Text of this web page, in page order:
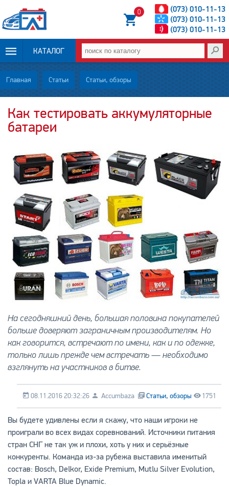
(073) 010-11-13
(073) 010-11-13
(073) 010-11-13
0
КАТАЛОГ
ОПЛАТА И
ДОСТАВКА
НОВОСТИ
О НАС
КОНТАКТЫ
Главная Статьи Статьи, обзоры
Как тестировать аккумуляторные
батареи
На сегодняшний день, большая половина покупателей
больше доверяют заграничным производителям. Но
как говорится, встречают по имени, как и по одежке,
только лишь прежде чем встречать — необходимо
взглянуть на участников в битве.
Статьи, обзоры 1751
08.11.2016 20:32:26 Accumbaza
Вы будете удивлены если я скажу, что наши игроки не
проиграли во всех видах соревнований. Источники питания
стран СНГ не так уж и плохи, хоть у них и серьёзные
конкуренты. Команда из-за рубежа выставила именитый
состав: Bosch, Delkor, Exide Premium, Mutlu Silver Evolution,
Topla и VARTA Blue Dynamic.